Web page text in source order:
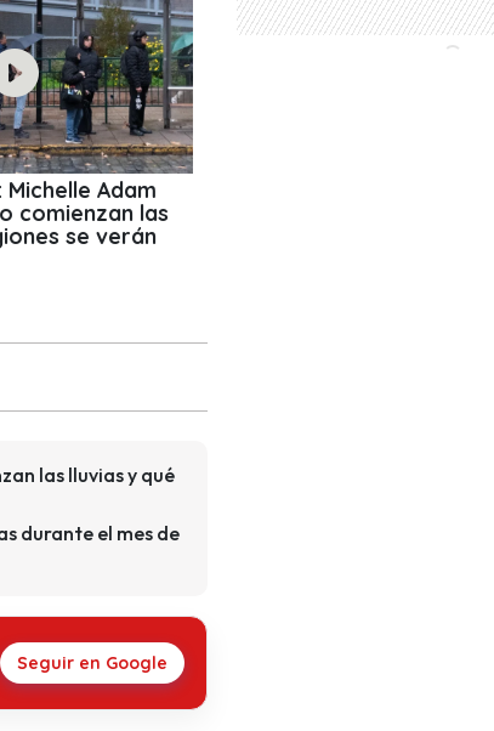
Adam
comienzan las
se verán
las lluvias y qué
durante el mes de
Seguir en Google